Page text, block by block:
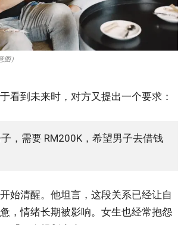
）
看到未来时，对方又提出一个要求：
，需要 RM200K，希望男子去借钱
始清醒。他坦言，这段关系已经让自
，情绪长期被影响。女生也经常抱怨